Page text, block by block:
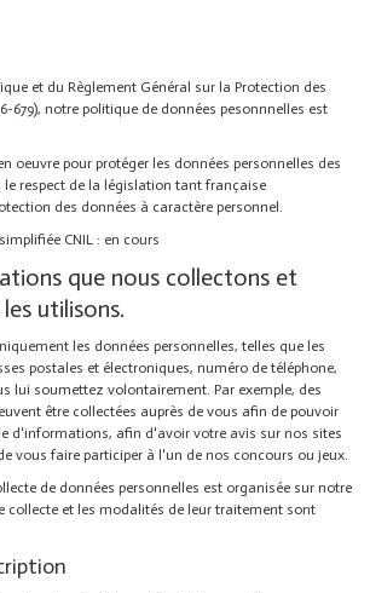
données personnelles
et du Règlement Général sur la Protection des
679), notre politique de données pesonnnelles est
oeuvre pour protéger les données personnelles des
le respect de la législation tant française
des données à caractère personnel.
CNIL : en cours
que nous collectons et
utilisons.
les données personnelles, telles que les
postales et électroniques, numéro de téléphone,
lui soumettez volontairement. Par exemple, des
être collectées auprès de vous afin de pouvoir
d'informations, afin d'avoir votre avis sur nos sites
vous faire participer à l'un de nos concours ou jeux.
de données personnelles est organisée sur notre
collecte et les modalités de leur traitement sont